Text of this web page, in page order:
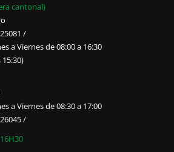
cantonal)
/
a Viernes de 08:00 a 16:30
a Viernes de 08:30 a 17:00
/
16H30